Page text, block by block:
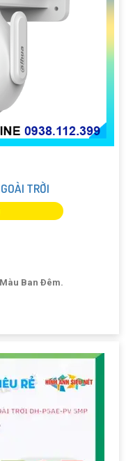
TRỜI
Ban Ðêm.